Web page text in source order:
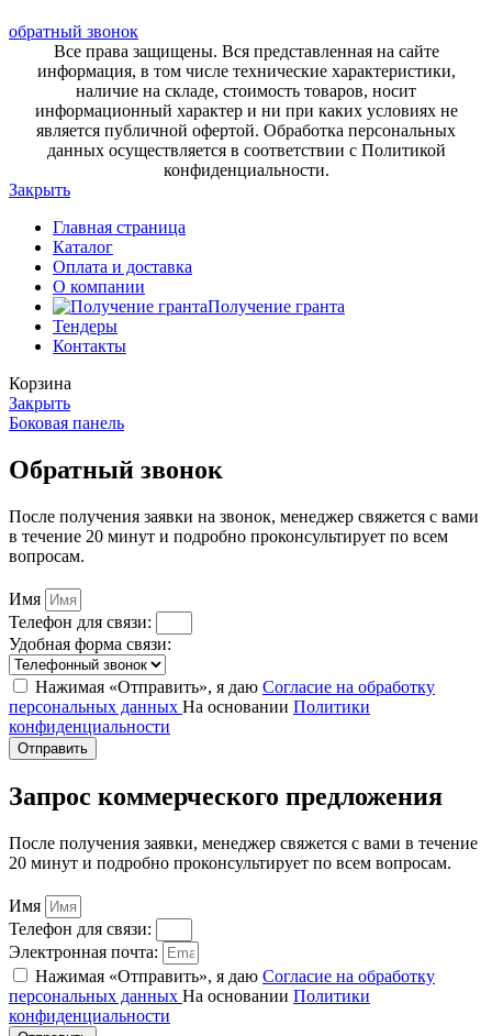
обратный звонок
Все права защищены. Вся представленная на сайте
информация, в том числе технические характеристики,
наличие на складе, стоимость товаров, носит
информационный характер и ни при каких условиях не
является публичной офертой. Обработка персональных
данных осуществляется в соответствии с Политикой
конфиденциальности.
Закрыть
Главная страница
Каталог
Оплата и доставка
О компании
Получение гранта
Тендеры
Контакты
Корзина
Закрыть
Боковая панель
Обратный звонок
После получения заявки на звонок, менеджер свяжется с вами
в течение 20 минут и подробно проконсультирует по всем
вопросам.
Имя
Телефон для связи:
Удобная форма связи:
Нажимая «Отправить», я даю Согласие на обработку
персональных данных На основании Политики
конфиденциальности
Отправить
Запрос коммерческого предложения
После получения заявки, менеджер свяжется с вами в течение
20 минут и подробно проконсультирует по всем вопросам.
Имя
Телефон для связи:
Электронная почта:
Нажимая «Отправить», я даю Согласие на обработку
персональных данных На основании Политики
конфиденциальности